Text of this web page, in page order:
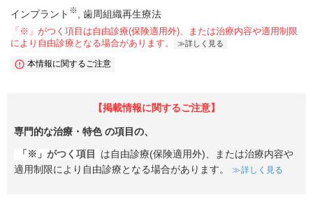
インプラント ※ 歯周組織再生療法
「※」がつく項目は自由診療(保険適用外)、または治療内容や適用制限
により自由診療となる場合があります。
詳しく見る
本情報に関するご注意
【掲載情報に関するご注意】
専門的な治療・特色の項目の、
「※」がつく項目
は自由診療(保険適用外)、または治療内容や
適用制限により自由診療となる場合があります。
詳しく見る